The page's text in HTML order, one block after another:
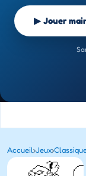
▶ Jouer
Accueil›Jeux›